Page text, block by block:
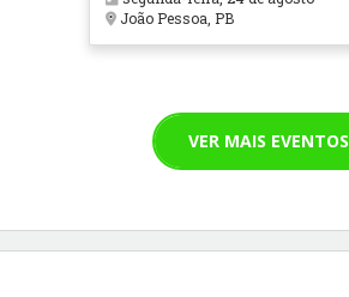
João Pessoa, PB
VER MAIS EVENTOS